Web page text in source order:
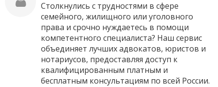
Столкнулись с трудностями в сфере
семейного, жилищного или уголовного
права и срочно нуждаетесь в помощи
компетентного специалиста? Наш сервис
объединяет лучших адвокатов, юристов и
нотариусов, предоставляя доступ к
квалифицированным платным и
бесплатным консультациям по всей России.